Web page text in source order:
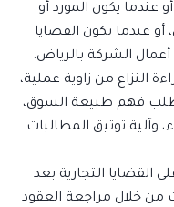
عندما يكون المورد أو
عندما تكون القضايا
الشركة بالرياض.
النزاع من زاوية عملية،
فهم طبيعة السوق،
وآلية توثيق المطالبات
القضايا التجارية بعد
من خلال مراجعة العقود